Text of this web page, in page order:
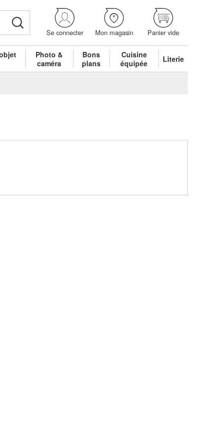
Se connecter Mon magasin Panier vide
Photo &
caméra
Bons
plans
Cuisine
équipée
Literie